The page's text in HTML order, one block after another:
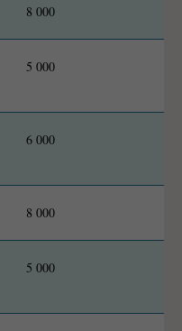
8 000
5 000
6 000
8 000
5 000